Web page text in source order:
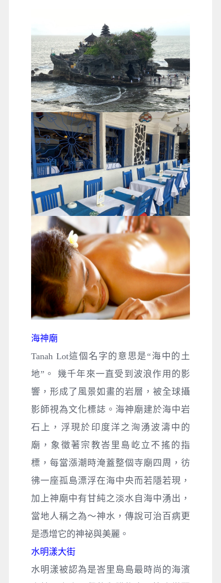
海神廟
Tanah Lot這個名字的意思是“海中的土
地”。 幾千年來一直受到波浪作用的影
響，形成了風景如畫的岩層，被全球攝
影師視為文化標誌。海神廟建於海中岩
石上，浮現於印度洋之洶湧波濤中的
廟，象徵著宗教峇里島屹立不搖的指
標，每當漲潮時淹蓋整個寺廟四周，彷
彿一座孤島漂浮在海中央而若隱若現，
加上神廟中有甘純之淡水自海中湧出，
當地人稱之為～神水，傳說可治百病更
是憑增它的神祕與美麗。
水明漾大街
水明漾被認為是峇里島島最時尚的海濱